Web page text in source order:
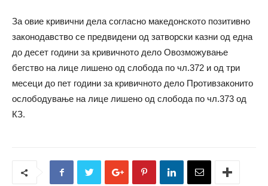
За овие кривични дела согласно македонското позитивно
законодавство се предвидени од затворски казни од една
до десет години за кривичното дело Овозможување
бегство на лице лишено од слобода по чл.372 и од три
месеци до пет години за кривичното дело Противзаконито
oслободување на лице лишено од слобода по чл.373 од
КЗ.